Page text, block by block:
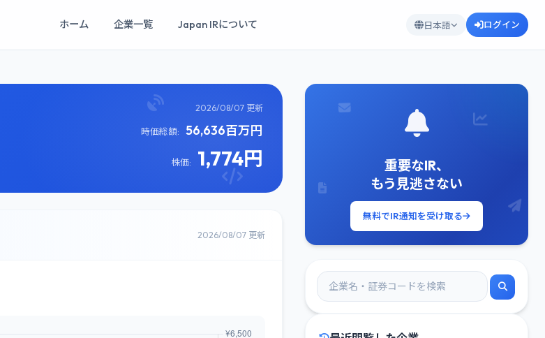
ホーム 企業一覧 Japan IRについて 日本語 ログイン
2026/08/07 更新
時価総額: 56,636百万円
株価: 1,774円
2026/08/07 更新
重要なIR、
もう見逃さない
無料でIR通知を受け取る